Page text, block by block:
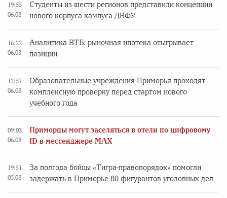
19:55
06.08
Студенты из шести регионов представили концепции
нового корпуса кампуса ДВФУ
16:22
06.08
Аналитика ВТБ: рыночная ипотека отыгрывает
позиции
12:57
06.08
Образовательные учреждения Приморья проходят
комплексную проверку перед стартом нового
учебного года
09:03
06.08
Приморцы могут заселяться в отели по цифровому
ID в мессенджере MAX
19:51
05.08
За полгода бойцы «Тигра-правопорядок» помогли
задержать в Приморье 80 фигурантов уголовных дел